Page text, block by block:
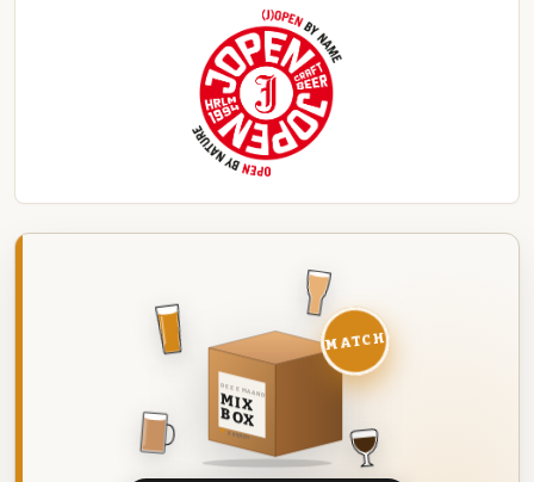
DEZE MAAND
MIX
BOX
8 BIEREN
MATCH